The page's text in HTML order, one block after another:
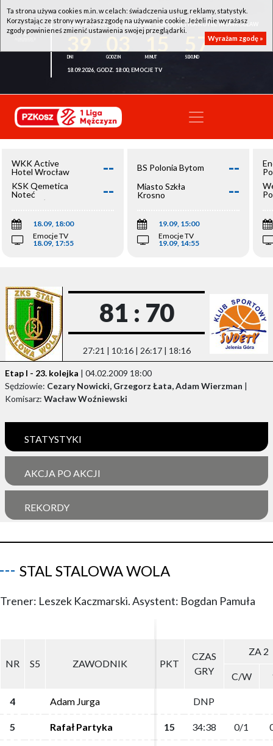
WKK ACTIVE HOTEL WROCŁAW - KSK QEMETICA NOTEĆ INOWROCŁAW
57
18.09.2026, GODZ. 18:00, EMOCJE TV
WKK Active
Hotel Wrocław
--
KSK Qemetica
Noteć
Inowrocław
--
18.09, 18:00
Emocje TV
18.09, 17:55
BS Polonia Bytom --
Miasto Szkła
Krosno
--
19.09, 15:00
Emocje TV
19.09, 14:55
81 : 70
27:21 | 10:16 | 26:17 | 18:16
Etap I - 23. kolejka | 04.02.2009 18:00
Sędziowie: Cezary Nowicki, Grzegorz Łata, Adam Wierzman |
Komisarz: Wacław Woźniewski
STATYSTYKI
AKCJA PO AKCJI
REKORDY
STAL STALOWA WOLA
Trener: Leszek Kaczmarski. Asystent: Bogdan Pamuła
NR S5 ZAWODNIK PKT
CZAS
GRY
ZA 2
C/W
4 Adam Jurga DNP
5 Rafał Partyka 15 34:38 0/1
NR S5 ZAWODNIK PKT
CZAS
GRY
ZA 2
C/W
4 Adam Jurga DNP
5 Rafał Partyka 15 34:38 0/1
Ta strona używa cookies m.in. w celach: świadczenia usług, reklamy, statystyk.
Korzystając ze strony wyrażasz zgodę na używanie cookie. Jeżeli nie wyrażasz
zgody powinieneś zmienić ustawienia swojej przeglądarki.
Wyrażam zgodę »